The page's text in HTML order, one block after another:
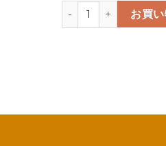
サカナンバーカー
お買